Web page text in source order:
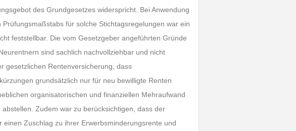
des Grundgesetzes widerspricht. Bei Anwendung
für solche Stichtagsregelungen war ein
feststellbar. Die vom Gesetzgeber angeführten Gründe
sind sachlich nachvollziehbar und nicht
gesetzlichen Rentenversicherung, dass
grundsätzlich nur für neu bewilligte Renten
organisatorischen und finanziellen Mehraufwand
Zudem war zu berücksichtigen, dass der
Zuschlag zu ihrer Erwerbsminderungsrente und